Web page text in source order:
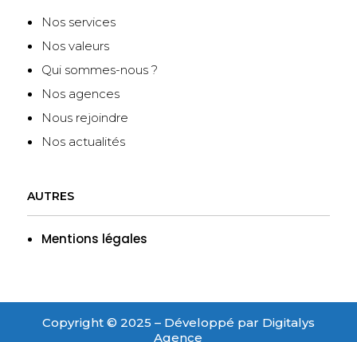
Nos services
Nos valeurs
Qui sommes-nous ?
Nos agences
Nous rejoindre
Nos actualités
AUTRES
Mentions légales
Copyright © 2025 – Développé par Digitalys
Agence